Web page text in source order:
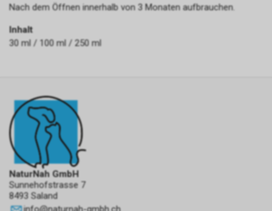
Nach dem Öffnen innerhalb von 3 Monaten aufbrauchen.
Inhalt
30 ml / 100 ml / 250 ml
NaturNah GmbH
Sunnehofstrasse 7
8493 Saland